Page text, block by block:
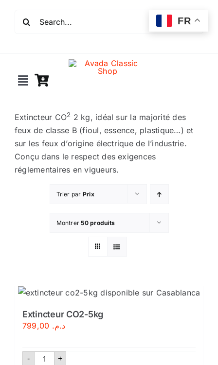
Toggle
Extincteurs
Robinet incendie
Extincteur CO2 2 kg, idéal sur la majorité des
feux de classe B (fioul, essence, plastique…) et
sur les feux d’origine électrique de l’industrie.
Conçu dans le respect des exigences
réglementaires en vigueurs.
Trier par Prix
Montrer50 produits
Extincteur CO2-5kg
د.م.
- quantité
+
FR